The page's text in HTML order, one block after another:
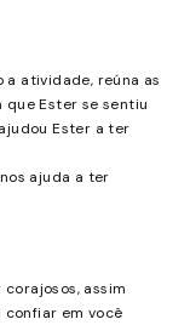
atividade, reúna as
que Ester se sentiu
Ester a ter
ajuda a ter
assim
confiar em você